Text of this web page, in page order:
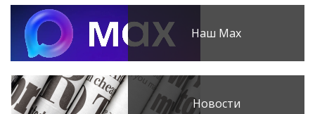
Наш Max
Новости